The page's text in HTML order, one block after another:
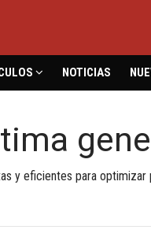
NOTICIAS
y eficientes para